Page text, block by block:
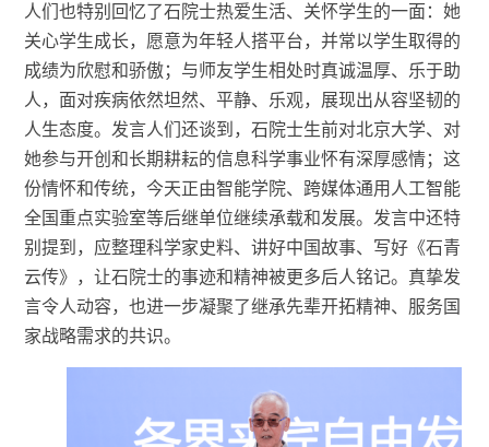
人们也特别回忆了石院士热爱生活、关怀学生的一面：她
关心学生成长，愿意为年轻人搭平台，并常以学生取得的
成绩为欣慰和骄傲；与师友学生相处时真诚温厚、乐于助
人，面对疾病依然坦然、平静、乐观，展现出从容坚韧的
人生态度。发言人们还谈到，石院士生前对北京大学、对
她参与开创和长期耕耘的信息科学事业怀有深厚感情；这
份情怀和传统，今天正由智能学院、跨媒体通用人工智能
全国重点实验室等后继单位继续承载和发展。发言中还特
别提到，应整理科学家史料、讲好中国故事、写好《石青
云传》，让石院士的事迹和精神被更多后人铭记。真挚发
言令人动容，也进一步凝聚了继承先辈开拓精神、服务国
家战略需求的共识。